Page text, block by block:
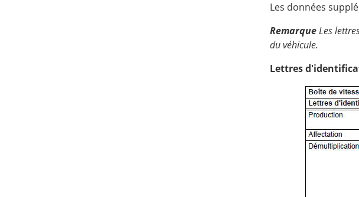
Les données
RemarqueLes
du véhicule.
Lettres